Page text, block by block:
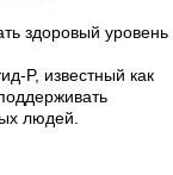
здоровый уровень
P, известный как
людей.